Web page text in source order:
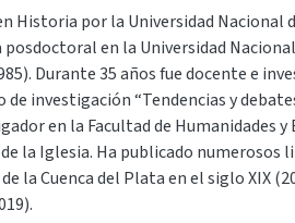
Historia por la Universidad Nacional
en la Universidad
Durante 35 años fue docente e
de investigación “Tendencias y
en la Facultad de Humanidades
la Iglesia. Ha publicado numerosos
la Cuenca del Plata en el siglo XIX